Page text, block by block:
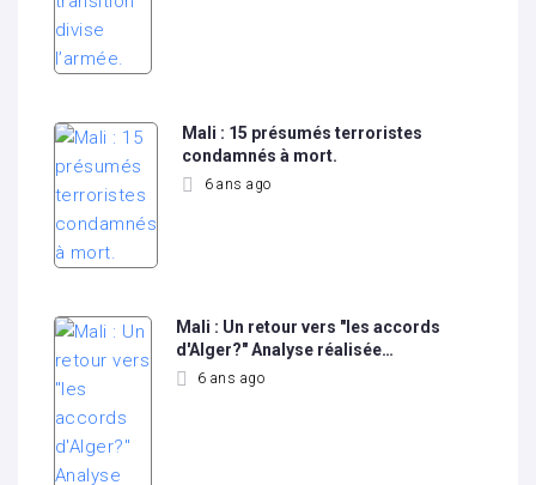
Mali : 15 présumés terroristes
condamnés à mort.
6 ans ago
Mali : Un retour vers "les accords
d'Alger?" Analyse réalisée…
6 ans ago